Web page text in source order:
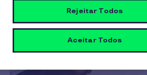
Rejeitar Todos
Aceitar Todos